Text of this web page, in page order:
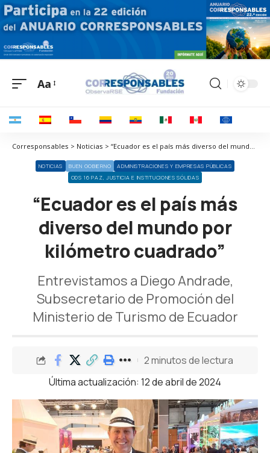
Aa
Corresponsables > Noticias > “Ecuador es el país más diverso del mundo por kilómetro cuadrado”
NOTICIAS BUEN GOBIERNO
ADMINISTRACIONES Y EMPRESAS PÚBLICAS
ODS 16 PAZ, JUSTICIA E INSTITUCIONES SÓLIDAS
“Ecuador es el país más
diverso del mundo por
kilómetro cuadrado”
Entrevistamos a Diego Andrade,
Subsecretario de Promoción del
Ministerio de Turismo de Ecuador
Última actualización: 12 de abril de 2024
2 minutos de lectura